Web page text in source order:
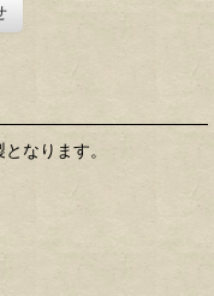
なります。